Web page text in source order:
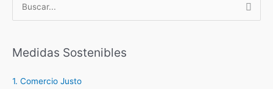
c
r
Medidas Sostenibles
1. Comercio Justo